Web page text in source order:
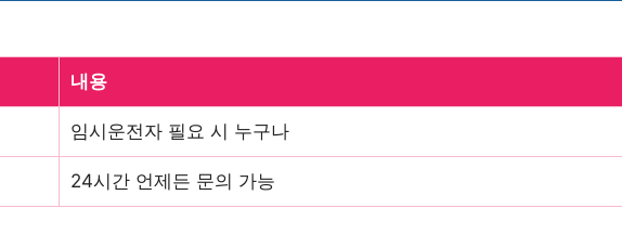
내용
임시운전자 필요 시 누구나
24시간 언제든 문의 가능